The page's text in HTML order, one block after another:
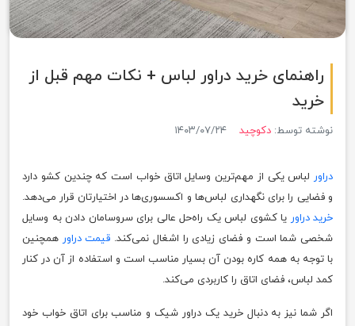
راهنمای خرید دراور لباس + نکات مهم قبل از
خرید
نوشته توسط: دکوچید ۱۴۰۳/۰۷/۲۴
دراور لباس یکی از مهم‌ترین وسایل اتاق خواب است که چندین کشو دارد
و فضایی را برای نگهداری لباس‌ها و اکسسوری‌ها در اختیارتان قرار می‌دهد.
خرید دراور یا کشوی لباس یک راه‌حل عالی برای سروسامان دادن به وسایل
شخصی شما است و فضای زیادی را اشغال نمی‌کند. قیمت دراور همچنین
با توجه به همه کاره بودن آن بسیار مناسب است و استفاده از آن در کنار
کمد لباس، فضای اتاق را کاربردی می‌کند.
اگر شما نیز به دنبال خرید یک دراور شیک و مناسب برای اتاق خواب خود